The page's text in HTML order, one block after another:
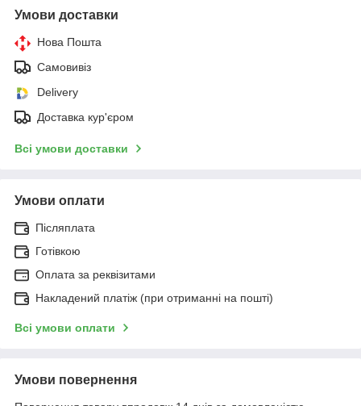
Умови доставки
Нова Пошта
Самовивіз
Delivery
Доставка кур'єром
Всі умови доставки
Умови оплати
Післяплата
Готівкою
Оплата за реквізитами
Накладений платіж (при отриманні на пошті)
Всі умови оплати
Умови повернення